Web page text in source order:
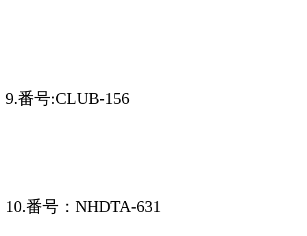
9.番号:CLUB-156
10.番号：NHDTA-631